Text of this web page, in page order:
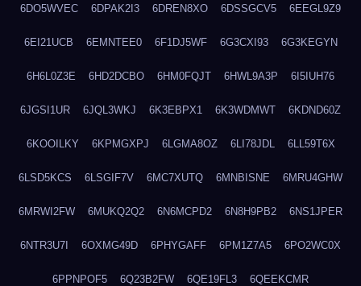
6DO5WVEC 6DPAK2I3 6DREN8XO 6DSSGCV5 6EEGL9Z9
6EI21UCB 6EMNTEE0 6F1DJ5WF 6G3CXI93 6G3KEGYN
6H6L0Z3E 6HD2DCBO 6HM0FQJT 6HWL9A3P 6I5IUH76
6JGSI1UR 6JQL3WKJ 6K3EBPX1 6K3WDMWT 6KDND60Z
6KOOILKY 6KPMGXPJ 6LGMA8OZ 6LI78JDL 6LL59T6X
6LSD5KCS 6LSGIF7V 6MC7XUTQ 6MNBISNE 6MRU4GHW
6MRWI2FW 6MUKQ2Q2 6N6MCPD2 6N8H9PB2 6NS1JPER
6NTR3U7I 6OXMG49D 6PHYGAFF 6PM1Z7A5 6PO2WC0X
6PPNPOF5 6Q23B2FW 6QE19FL3 6QEEKCMR